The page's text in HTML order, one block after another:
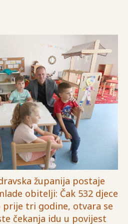
županija postaje
obitelji: Čak 532 djece
prije tri godine, otvara se
čekanja idu u povijest